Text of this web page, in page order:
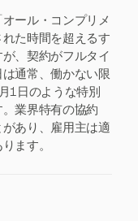
ール・コンプリメ
た時間を超えるす
、契約がフルタイ
通常、働かない限
1日のような特別
業界特有の協約
あり、雇用主は適
ます。